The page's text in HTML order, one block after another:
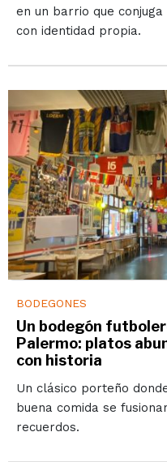
en un barrio que
con identidad propia.
BODEGONES
Un bodegón
Palermo: platos
con historia
Un clásico porteño
buena comida se
recuerdos.